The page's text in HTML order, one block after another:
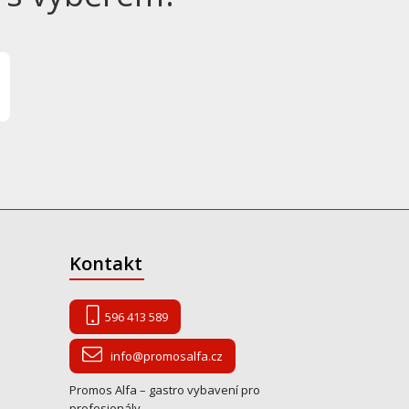
Kontakt
596 413 589
info@promosalfa.cz
Promos Alfa – gastro vybavení pro